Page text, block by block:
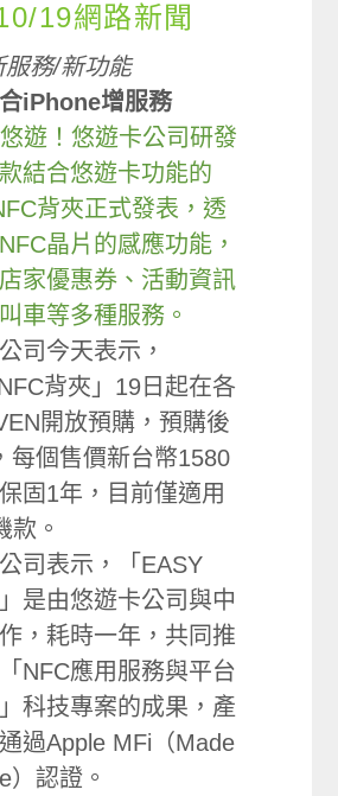
19網路新聞
服務/新功能
iPhone增服務
遊！悠遊卡公司研發
結合悠遊卡功能的
背夾正式發表，透
晶片的感應功能，
家優惠券、活動資訊
車等多種服務。
司今天表示，
背夾」19日起在各
開放預購，預購後
每個售價新台幣1580
固1年，目前僅適用
款。
司表示，「EASY
是由悠遊卡公司與中
，耗時一年，共同推
NFC應用服務與平台
科技專案的成果，產
過Apple MFi（Made
）認證。